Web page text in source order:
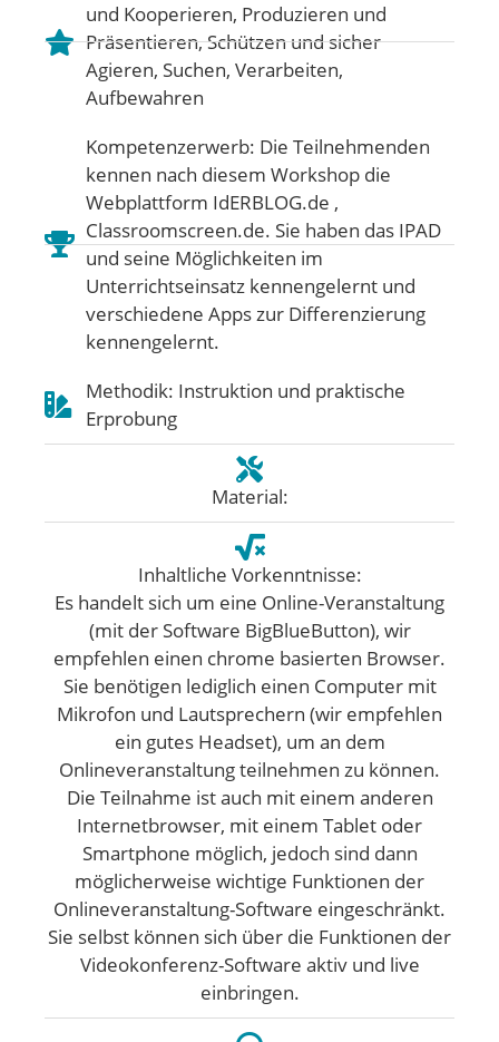
und Kooperieren, Produzieren und
Präsentieren,Schützen und sicher
Agieren, Suchen, Verarbeiten,
Aufbewahren
Kompetenzerwerb: Die Teilnehmenden
kennen nach diesem Workshop die
Webplattform IdERBLOG.de ,
Classroomscreen.de. Sie haben das IPAD
und seine Möglichkeiten im
Unterrichtseinsatz kennengelernt und
verschiedene Apps zur Differenzierung
kennengelernt.
Methodik: Instruktion und praktische
Erprobung
Material:
Inhaltliche Vorkenntnisse:
Es handelt sich um eine Online-Veranstaltung
(mit der Software BigBlueButton), wir
empfehlen einen chrome basierten Browser.
Sie benötigen lediglich einen Computer mit
Mikrofon und Lautsprechern (wir empfehlen
ein gutes Headset), um an dem
Onlineveranstaltung teilnehmen zu können.
Die Teilnahme ist auch mit einem anderen
Internetbrowser, mit einem Tablet oder
Smartphone möglich, jedoch sind dann
möglicherweise wichtige Funktionen der
Onlineveranstaltung-Software eingeschränkt.
Sie selbst können sich über die Funktionen der
Videokonferenz-Software aktiv und live
einbringen.